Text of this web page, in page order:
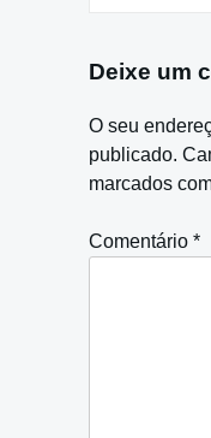
Deixe um
O seu
publicado.
marcados
Comentário *